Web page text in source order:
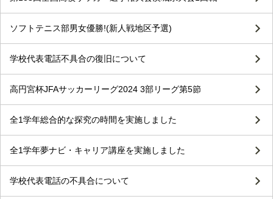
ソフトテニス部男女優勝!(新人戦地区予選)
学校代表電話不具合の復旧について
高円宮杯JFAサッカーリーグ2024 3部リーグ第5節
全1学年総合的な探究の時間を実施しました
全1学年夢ナビ・キャリア講座を実施しました
学校代表電話の不具合について